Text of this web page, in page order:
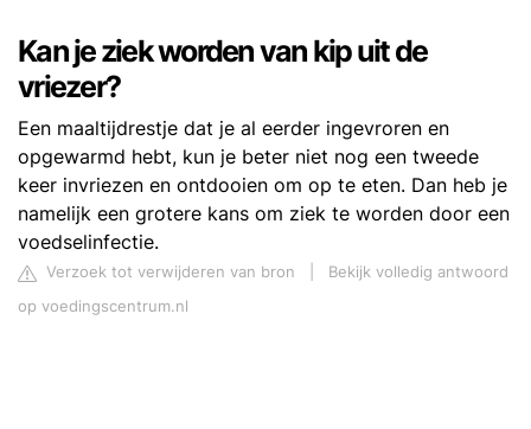
Kan je ziek worden van kip uit de
vriezer?
Een maaltijdrestje dat je al eerder ingevroren en
opgewarmd hebt, kun je beter niet nog een tweede
keer invriezen en ontdooien om op te eten. Dan heb je
namelijk een grotere kans om ziek te worden door een
voedselinfectie.
Verzoek tot verwijderen van bron
Bekijk volledig antwoord
op voedingscentrum.nl